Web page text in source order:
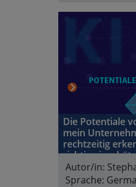
Die Potentiale
mein
rechtzeitig
richtig
Autor/in:
Sprache: